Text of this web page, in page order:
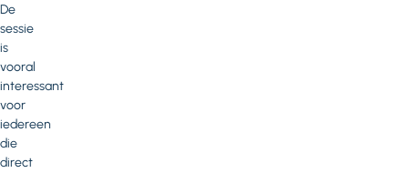
De
sessie
is
vooral
interessant
voor
iedereen
die
direct